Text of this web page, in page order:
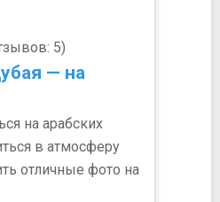
5)
— на
на арабских
в атмосферу
отличные фото на